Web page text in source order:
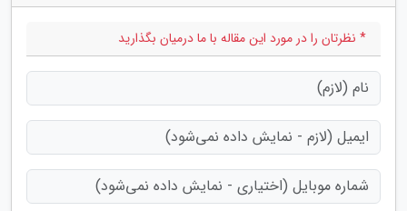
* نظرتان را در مورد این مقاله با ما درمیان بگذارید